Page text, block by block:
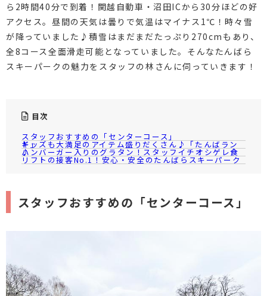
ら2時間40分で到着！関越自動車・沼田ICから30分ほどの好
アクセス。昼間の天気は曇りで気温はマイナス1℃！時々雪
が降っていました♪積雪はまだまだたっぷり270cmもあり、
全8コース全面滑走可能となっていました。そんなたんばら
スキーパークの魅力をスタッフの林さんに伺っていきます！
目次
スタッフおすすめの「センターコース」
キッズも大満足のアイテム盛りだくさん♪「たんばランド」
ハンバーガー入りのグラタン！スタッフイチオシゲレ食♪
リフトの接客No.1！安心・安全のたんばらスキーパーク
スタッフおすすめの「センターコース」